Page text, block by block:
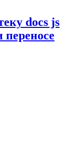
docs js
переносе